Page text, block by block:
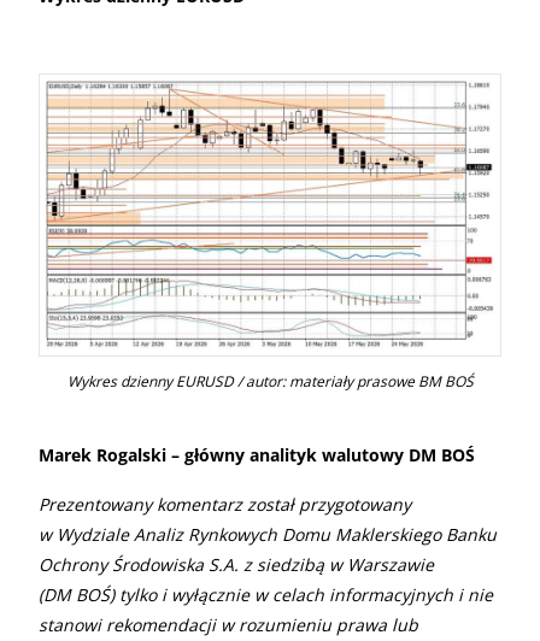
Wykres dzienny EURUSD / autor: materiały prasowe BM BOŚ
Marek Rogalski – główny analityk walutowy DM BOŚ
Prezentowany komentarz został przygotowany
w Wydziale Analiz Rynkowych Domu Maklerskiego Banku
Ochrony Środowiska S.A. z siedzibą w Warszawie
(DM BOŚ) tylko i wyłącznie w celach informacyjnych i nie
stanowi rekomendacji w rozumieniu prawa lub